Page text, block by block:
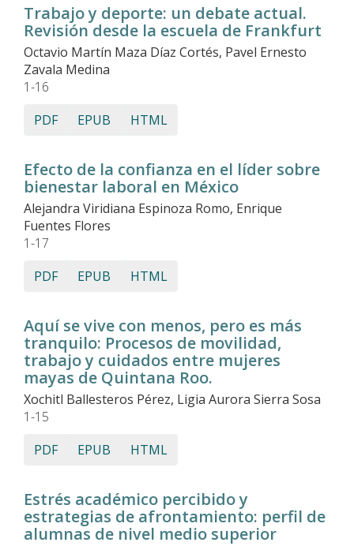
Trabajo y deporte: un debate actual.
Revisión desde la escuela de Frankfurt
Octavio Martín Maza Díaz Cortés, Pavel Ernesto
Zavala Medina
1-16
PDF
EPUB HTML
Efecto de la confianza en el líder sobre
bienestar laboral en México
Alejandra Viridiana Espinoza Romo, Enrique
Fuentes Flores
1-17
PDF
EPUB HTML
Aquí se vive con menos, pero es más
tranquilo: Procesos de movilidad,
trabajo y cuidados entre mujeres
mayas de Quintana Roo.
Xochitl Ballesteros Pérez, Ligia Aurora Sierra Sosa
1-15
PDF
EPUB HTML
Estrés académico percibido y
estrategias de afrontamiento: perfil de
alumnas de nivel medio superior